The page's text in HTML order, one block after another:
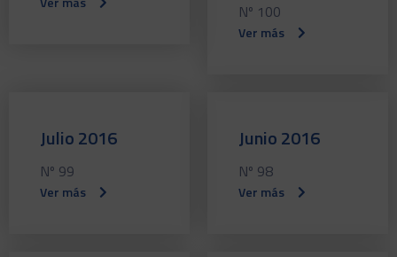
Nº 100
Ver más
Julio 2016
Nº 99
Ver más
Junio 2016
Nº 98
Ver más